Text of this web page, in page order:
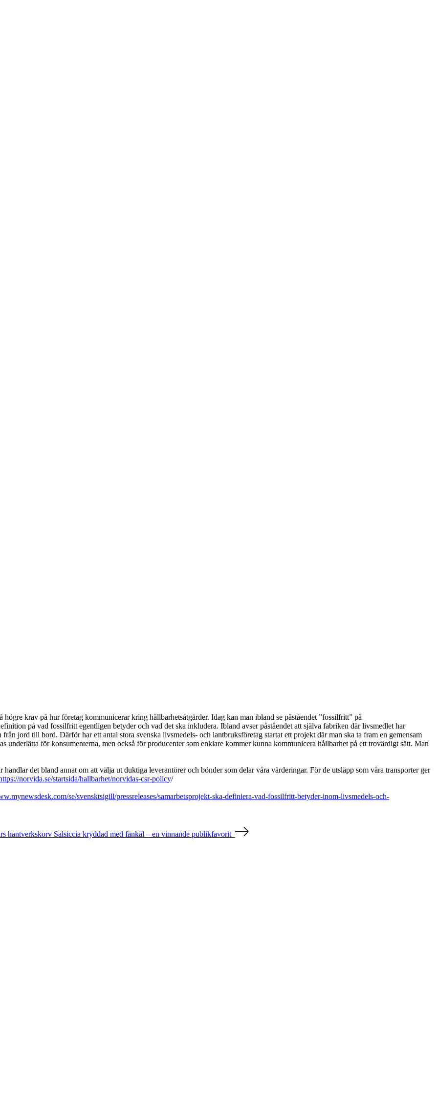
krav på hur företag kommunicerar kring hållbarhetsåtgärder. Idag kan man ibland se påståendet ”fossilfritt” på
på vad fossilfritt egentligen betyder och vad det ska inkludera. Ibland avser påståendet att själva fabriken där livsmedlet har
jord till bord. Därför har ett antal stora svenska livsmedels- och lantbruksföretag startat ett projekt där man ska ta fram en gemensam
för konsumenterna, men också för producenter som enklare kommer kunna kommunicera hållbarhet på ett trovärdigt sätt. Man
det bland annat om att välja ut duktiga leverantörer och bönder som delar våra värderingar. För de utsläpp som våra transporter ger
norvida.se/startsida/hallbarhet/norvidas-csr-policy/
se/svensktsigill/pressreleases/samarbetsprojekt-ska-definiera-vad-fossilfritt-betyder-inom-livsmedels-och-
hantverkskorv Salsiccia kryddad med fänkål – en vinnande publikfavorit